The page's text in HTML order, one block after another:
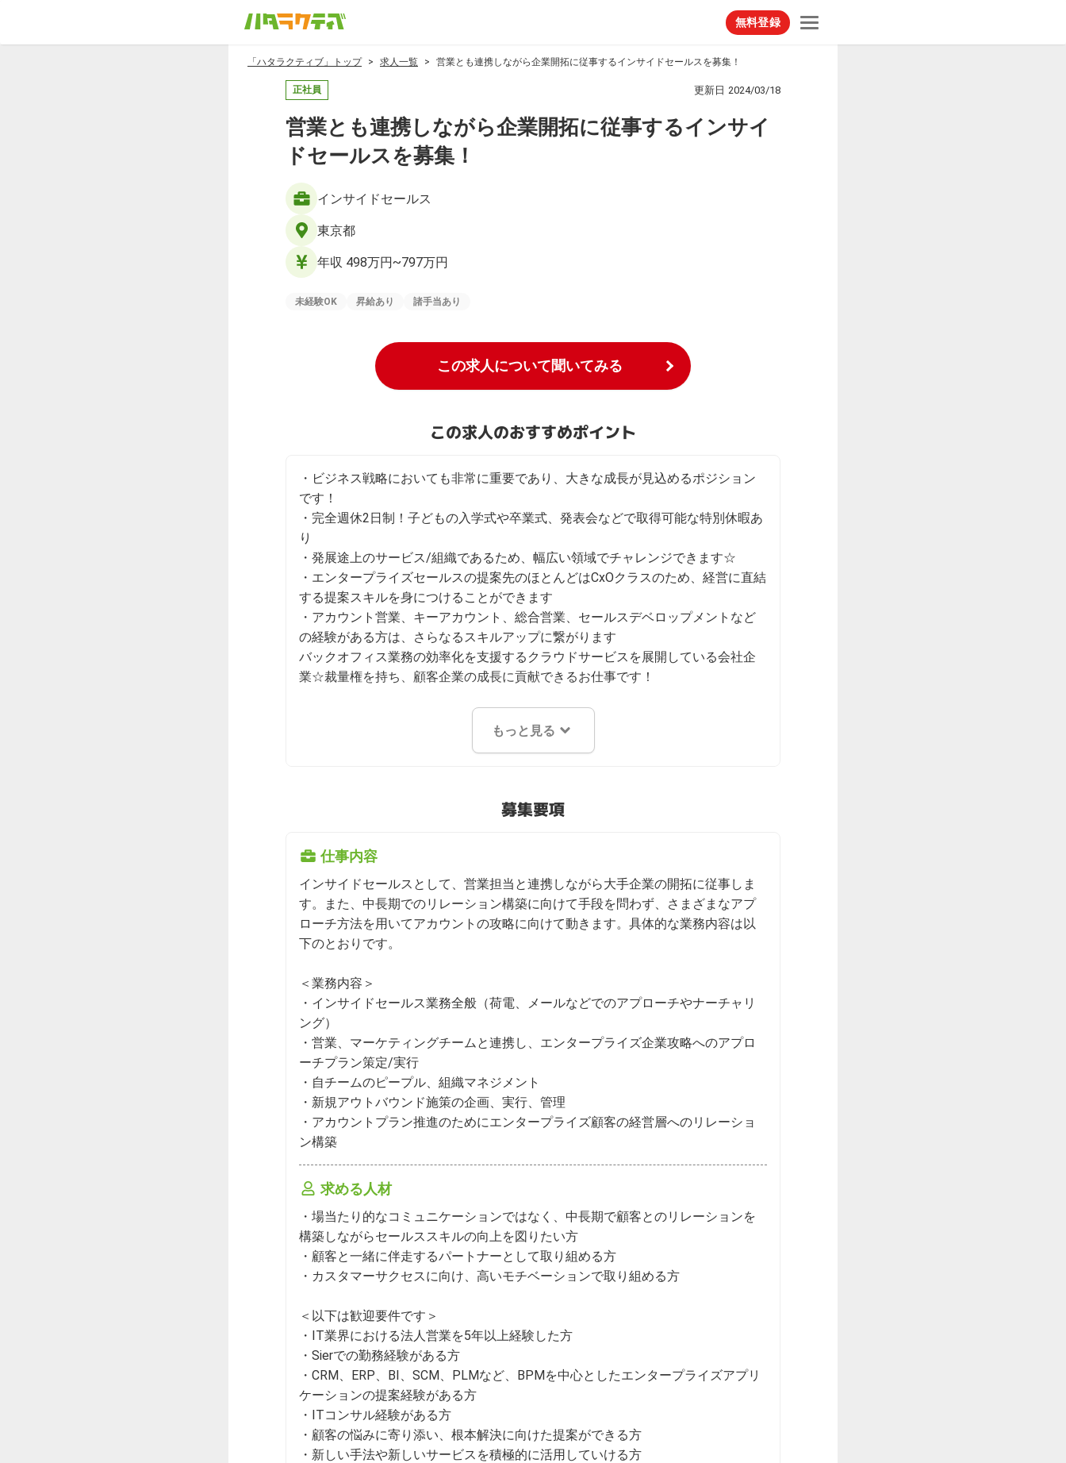
無料登録
「ハタラクティブ」トップ 求人一覧 営業とも連携しながら企業開拓に従事するインサイドセールスを募集！
正社員 更新日 2024/03/18
営業とも連携しながら企業開拓に従事するインサイ
ドセールスを募集！
インサイドセールス
東京都
年収 498万円~797万円
未経験OK 昇給あり 諸手当あり
この求人について聞いてみる
この求人のおすすめポイント
・ビジネス戦略においても非常に重要であり、大きな成長が見込めるポジション
です！
・完全週休2日制！子どもの入学式や卒業式、発表会などで取得可能な特別休暇あ
り
・発展途上のサービス/組織であるため、幅広い領域でチャレンジできます☆
・エンタープライズセールスの提案先のほとんどはCxOクラスのため、経営に直結
する提案スキルを身につけることができます
・アカウント営業、キーアカウント、総合営業、セールスデベロップメントなど
の経験がある方は、さらなるスキルアップに繋がります
バックオフィス業務の効率化を支援するクラウドサービスを展開している会社企
業☆裁量権を持ち、顧客企業の成長に貢献できるお仕事です！
もっと見る
募集要項
仕事内容
インサイドセールスとして、営業担当と連携しながら大手企業の開拓に従事しま
す。また、中長期でのリレーション構築に向けて手段を問わず、さまざまなアプ
ローチ方法を用いてアカウントの攻略に向けて動きます。具体的な業務内容は以
下のとおりです。
＜業務内容＞
・インサイドセールス業務全般（荷電、メールなどでのアプローチやナーチャリ
ング）
・営業、マーケティングチームと連携し、エンタープライズ企業攻略へのアプロ
ーチプラン策定/実行
・自チームのピープル、組織マネジメント
・新規アウトバウンド施策の企画、実行、管理
・アカウントプラン推進のためにエンタープライズ顧客の経営層へのリレーショ
ン構築
求める人材
・場当たり的なコミュニケーションではなく、中長期で顧客とのリレーションを
構築しながらセールススキルの向上を図りたい方
・顧客と一緒に伴走するパートナーとして取り組める方
・カスタマーサクセスに向け、高いモチベーションで取り組める方
＜以下は歓迎要件です＞
・IT業界における法人営業を5年以上経験した方
・Sierでの勤務経験がある方
・CRM、ERP、BI、SCM、PLMなど、BPMを中心としたエンタープライズアプリ
ケーションの提案経験がある方
・ITコンサル経験がある方
・顧客の悩みに寄り添い、根本解決に向けた提案ができる方
・新しい手法や新しいサービスを積極的に活用していける方